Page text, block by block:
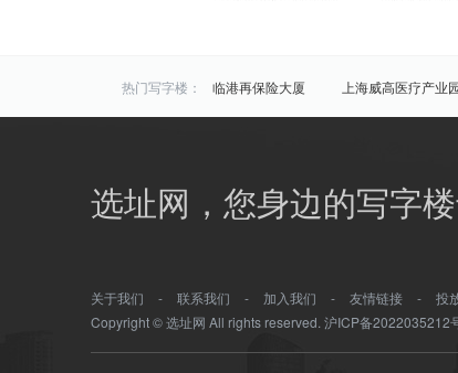
热门写字楼： 临港再保险大厦 上海威高医疗产业
海洋科技广场
半岛科技园 华
商圈写字楼： 浦江 周浦 新桥镇 颛桥镇
前滩
金桥 上南地区/后滩
选址网，您身边的写字楼
关于我们 - 联系我们 - 加入我们 - 友情链接 - 投
Copyright © 选址网 All rights reserved. 沪ICP备2022035212